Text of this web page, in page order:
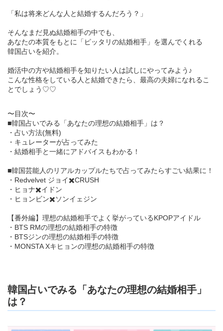
「私は将来どんな人と結婚するんだろう？」
そんなまだ見ぬ結婚相手の中でも、
あなたの本質をもとに「ピッタリの結婚相手」を選んでくれる
韓国占いを紹介。
婚活中の方や結婚相手を知りたい人は試しにやってみよう♪
こんな性格をしている人と結婚できたら、最高の夫婦になれるこ
とでしょう♡♡
〜目次〜
■韓国占いでみる「あなたの理想の結婚相手」は？
・占い方法(無料)
・キュレーターが占ってみた
・結婚相手と一緒にアドバイスもわかる！
■韓国芸能人のリアルカップルたちで占ってみたらすごい結果に！
・Redvelvet ジョイ✖️CRUSH
・ヒョナ✖️イドン
・ヒョンビン✖️ソンイェジン
【番外編】理想の結婚相手でよく挙がっているKPOPアイドル
・BTS RMの理想の結婚相手の特徴
・BTSジンの理想の結婚相手の特徴
・MONSTA Xキヒョンの理想の結婚相手の特徴
韓国占いでみる「あなたの理想の結婚相手」
は？